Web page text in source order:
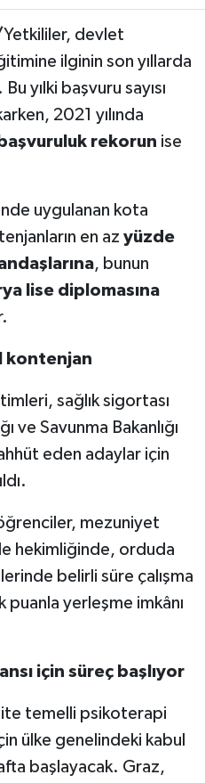
Yetkililer, devlet
ilginin son yıllarda
yılki başvuru sayısı
2021 yılında
rekorun ise
uygulanan kota
en az yüzde
, bunun
lise diplomasına
kontenjan
sağlık sigortası
ve Savunma Bakanlığı
eden adaylar için
mezuniyet
hekimliğinde, orduda
belirli süre çalışma
yerleşme imkânı
için süreç başlıyor
temelli psikoterapi
ülke genelindeki kabul
başlayacak. Graz,